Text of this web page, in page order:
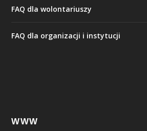
FAQ dla wolontariuszy
FAQ dla organizacji i instytucji
WWW